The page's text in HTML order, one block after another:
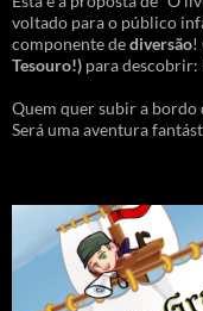
voltado para o público
componente dediversão!
Tesouro!) para descobrir:
Quem quer subir a bordo
Será uma aventura